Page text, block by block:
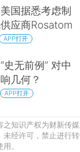
美国据悉考虑制
应商Rosatom
APP打开
史无前例” 对中
几何？
APP打开
之知识产权为财新传
未经许可，禁止进行
。